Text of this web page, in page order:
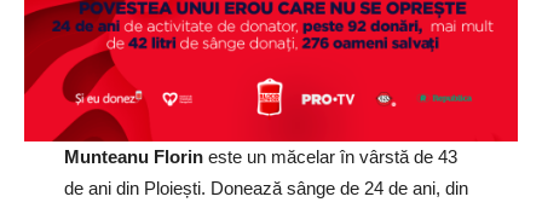
Munteanu Florineste un măcelar în vârstă de 43
de ani din Ploiești. Donează sânge de 24 de ani, din